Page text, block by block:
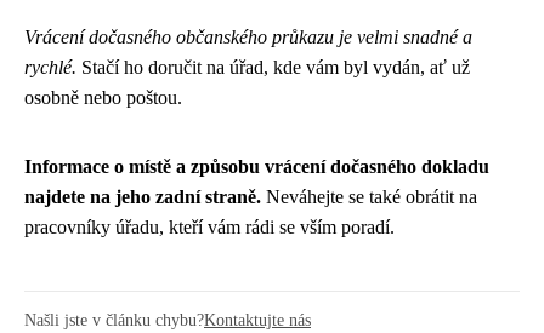
Vrácení dočasného občanského průkazu je velmi snadné a
rychlé. Stačí ho doručit na úřad, kde vám byl vydán, ať už
osobně nebo poštou.
Informace o místě a způsobu vrácení dočasného dokladu
najdete na jeho zadní straně. Neváhejte se také obrátit na
pracovníky úřadu, kteří vám rádi se vším poradí.
Našli jste v článku chybu?Kontaktujte nás